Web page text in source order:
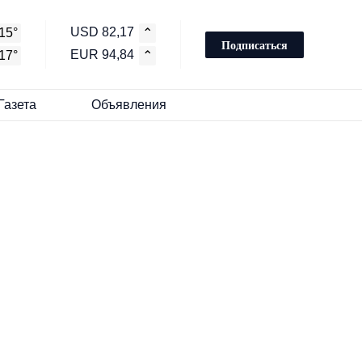
15°
17°
USD 82,17
⌃
EUR 94,84
⌃
Подписаться
Газета Объявления